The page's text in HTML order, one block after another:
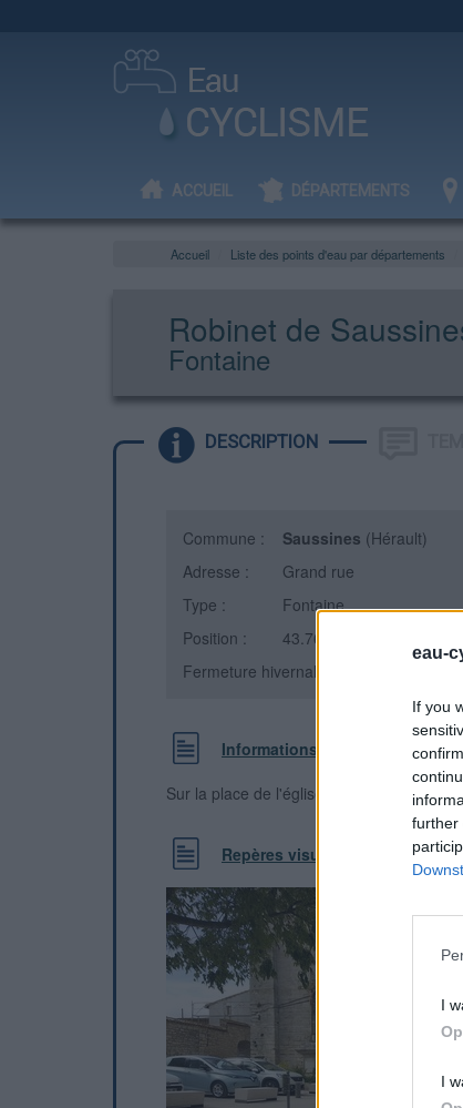
eau-
If you
further
I
I
ACCUEIL DÉPARTEMENTS
Accueil Liste des points d'eau par départements
Robinet de
Fontaine
DESCRIPTION
Commune : Saussines (Hérault)
Adresse :
Grand rue
Type :
Fontaine
Position :
43.763753°N, 4.055923°E
Fermeture hivernale : information
Informations complémentaires
Sur la place de l'église Saint-Étienne, à
Repères visuels